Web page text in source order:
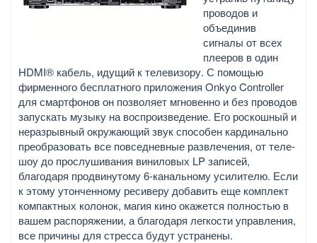
проводов и
объединив
сигналы от всех
плееров в один
HDMI® кабель, идущий к телевизору. С помощью
фирменного бесплатного приложения Onkyo Controller
для смартфонов он позволяет мгновенно и без проводов
запускать музыку на воспроизведение. Его роскошный и
неразрывный окружающий звук способен кардинально
преобразовать все повседневные развлечения, от теле-
шоу до прослушивания виниловых LP записей,
благодаря продвинутому 6-канальному усилителю. Если
к этому утонченному ресиверу добавить еще комплект
компактных колонок, магия кино окажется полностью в
вашем распоряжении, а благодаря легкости управления,
все причины для стресса будут устранены.